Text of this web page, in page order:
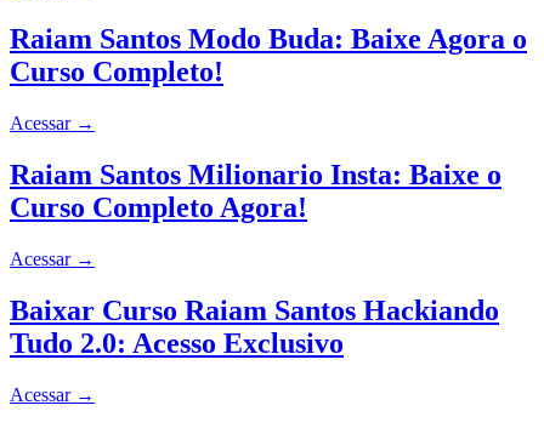
Raiam Santos Modo Buda: Baixe Agora o
Curso Completo!
Acessar →
Raiam Santos Milionario Insta: Baixe o
Curso Completo Agora!
Acessar →
Baixar Curso Raiam Santos Hackiando
Tudo 2.0: Acesso Exclusivo
Acessar →